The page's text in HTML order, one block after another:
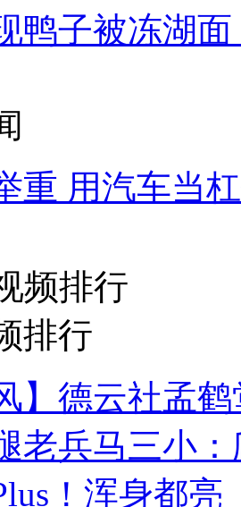
鸭子被冻湖
重 用汽车当
频排行
排行
】德云社孟
老兵马三小
！浑身都亮